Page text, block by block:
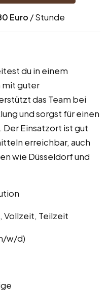
Euro / Stunde
du in einem
mit guter
das Team bei
und sorgst für einen
Einsatzort ist gut
erreichbar, auch
wie Düsseldorf und
Vollzeit, Teilzeit
w/d)